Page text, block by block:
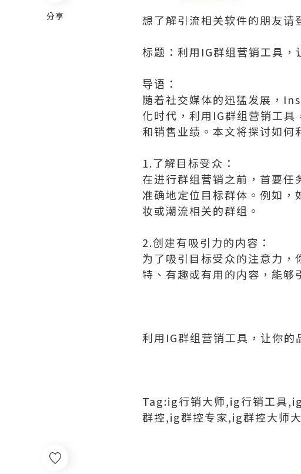
想了解引流相关软件的朋友请
标题：利用IG群组营销工具，
导语：
随着社交媒体的迅猛发展，
化时代，利用IG群组营销工
和销售业绩。本文将探讨如
1.了解目标受众：
在进行群组营销之前，首要
准确地定位目标群体。例如
妆或潮流相关的群组。
2.创建有吸引力的内容：
为了吸引目标受众的注意力
特、有趣或有用的内容，能够
利用IG群组营销工具，让你
Tag:ig行销大师,ig行销工具
群控,ig群控专家,ig群控大师
分享